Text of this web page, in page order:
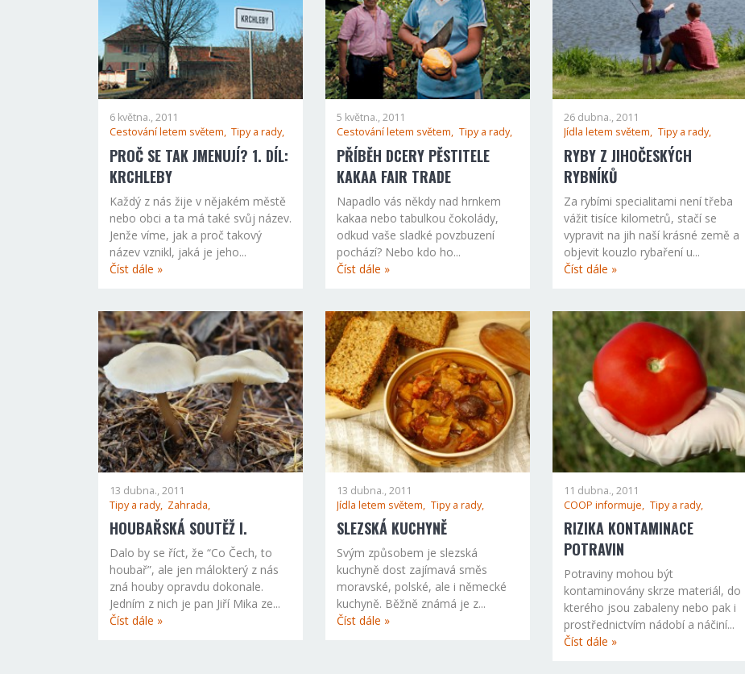
6 května., 2011
Cestování letem světem, Tipy a rady,
PROČ SE TAK JMENUJÍ? 1. DÍL:
KRCHLEBY
Každý z nás žije v nějakém městě
nebo obci a ta má také svůj název.
Jenže víme, jak a proč takový
název vznikl, jaká je jeho...
Číst dále »
5 května., 2011
Cestování letem světem, Tipy a rady,
PŘÍBĚH DCERY PĚSTITELE
KAKAA FAIR TRADE
Napadlo vás někdy nad hrnkem
kakaa nebo tabulkou čokolády,
odkud vaše sladké povzbuzení
pochází? Nebo kdo ho...
Číst dále »
26 dubna., 2011
Jídla letem světem, Tipy a rady,
RYBY Z JIHOČESKÝCH
RYBNÍKŮ
Za rybími specialitami není třeba
vážit tisíce kilometrů, stačí se
vypravit na jih naší krásné země a
objevit kouzlo rybaření u...
Číst dále »
13 dubna., 2011
Tipy a rady, Zahrada,
HOUBAŘSKÁ SOUTĚŽ I.
Dalo by se říct, že “Co Čech, to
houbař”, ale jen málokterý z nás
zná houby opravdu dokonale.
Jedním z nich je pan Jiří Mika ze...
Číst dále »
13 dubna., 2011
Jídla letem světem, Tipy a rady,
SLEZSKÁ KUCHYNĚ
Svým způsobem je slezská
kuchyně dost zajímavá směs
moravské, polské, ale i německé
kuchyně. Běžně známá je z...
Číst dále »
11 dubna., 2011
COOP informuje, Tipy a rady,
RIZIKA KONTAMINACE
POTRAVIN
Potraviny mohou být
kontaminovány skrze materiál, do
kterého jsou zabaleny nebo pak i
prostřednictvím nádobí a náčiní...
Číst dále »